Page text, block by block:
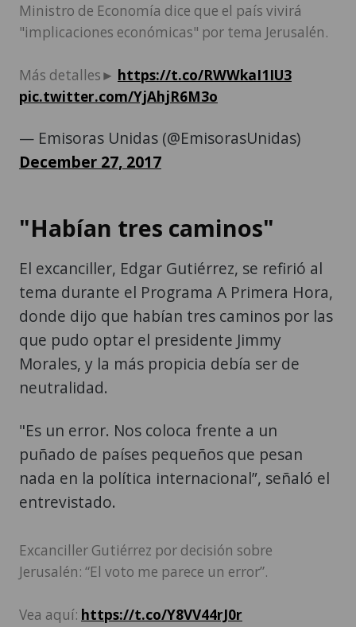
Ministro de Economía dice que el país vivirá
"implicaciones económicas" por tema Jerusalén.
Más detalles► https://t.co/RWWkaI1IU3
pic.twitter.com/YjAhjR6M3o
— Emisoras Unidas (@EmisorasUnidas)
December 27, 2017
"Habían tres caminos"
El excanciller, Edgar Gutiérrez, se refirió al
tema durante el Programa A Primera Hora,
donde dijo que habían tres caminos por las
que pudo optar el presidente Jimmy
Morales, y la más propicia debía ser de
neutralidad.
"Es un error. Nos coloca frente a un
puñado de países pequeños que pesan
nada en la política internacional”, señaló el
entrevistado.
Excanciller Gutiérrez por decisión sobre
Jerusalén: “El voto me parece un error”.
Vea aquí: https://t.co/Y8VV44rJ0r